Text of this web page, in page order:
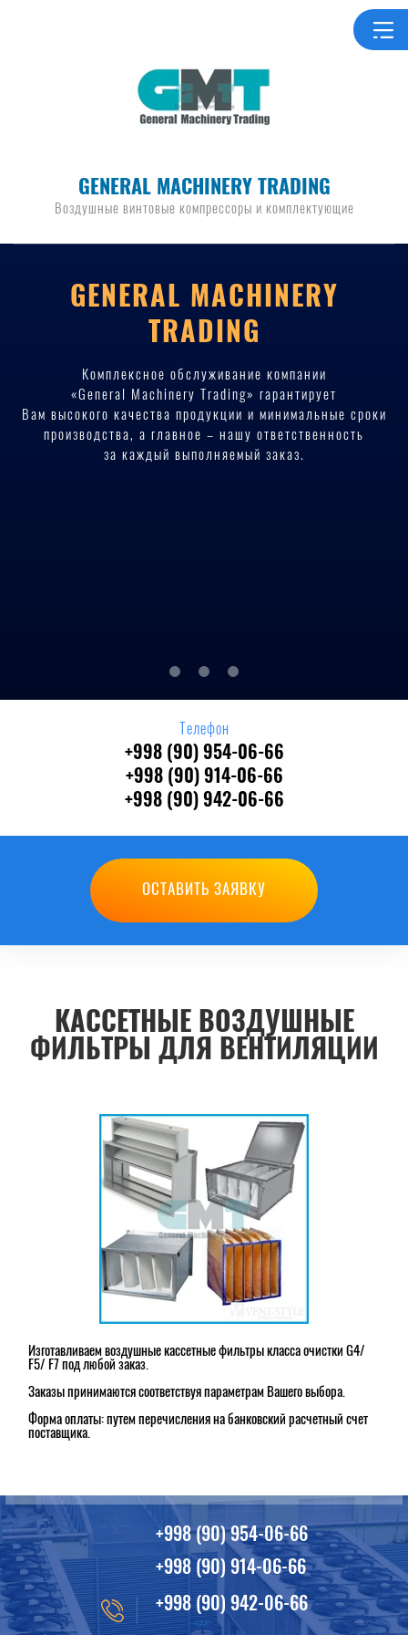
GENERAL MACHINERY TRADING
Воздушные винтовые компрессоры и комплектующие
GENERAL MACHINERY
TRADING
Комплексное обслуживание компании
«General Machinery Trading» гарантирует
Вам высокого качества продукции и минимальные сроки
производства, а главное – нашу ответственность
за каждый выполняемый заказ.
Телефон
+998 (90) 954-06-66
+998 (90) 914-06-66
+998 (90) 942-06-66
ОСТАВИТЬ ЗАЯВКУ
КАССЕТНЫЕ ВОЗДУШНЫЕ
ФИЛЬТРЫ ДЛЯ ВЕНТИЛЯЦИИ
Изготавливаем воздушные кассетные фильтры класса очистки G4/
F5/ F7 под любой заказ.
Заказы принимаются соответствуя параметрам Вашего выбора.
Форма оплаты: путем перечисления на банковский расчетный счет
поставщика.
+998 (90) 954-06-66
+998 (90) 914-06-66
+998 (90) 942-06-66